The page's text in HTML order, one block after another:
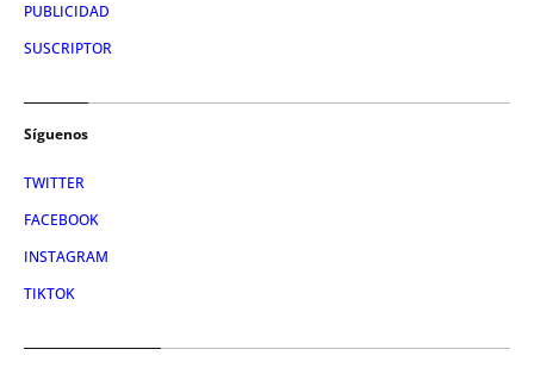
PUBLICIDAD
SUSCRIPTOR
Síguenos
TWITTER
FACEBOOK
INSTAGRAM
TIKTOK